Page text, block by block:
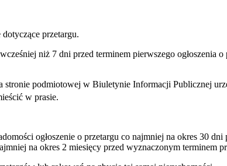
przetargu.
niż 7 dni przed terminem pierwszego ogłoszenia
podmiotowej w Biuletynie Informacji Publicznej
w prasie.
ogłoszenie o przetargu co najmniej na okres 30
na okres 2 miesięcy przed wyznaczonym terminem